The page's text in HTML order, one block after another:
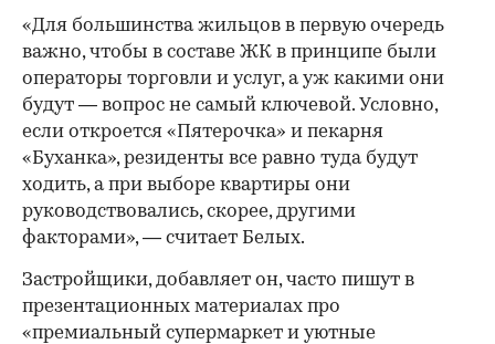
«Для большинства жильцов в первую очередь
важно, чтобы в составе ЖК в принципе были
операторы торговли и услуг, а уж какими они
будут — вопрос не самый ключевой. Условно,
если откроется «Пятерочка» и пекарня
«Буханка», резиденты все равно туда будут
ходить, а при выборе квартиры они
руководствовались, скорее, другими
факторами», — считает Белых.
Застройщики, добавляет он, часто пишут в
презентационных материалах про
«премиальный супермаркет и уютные